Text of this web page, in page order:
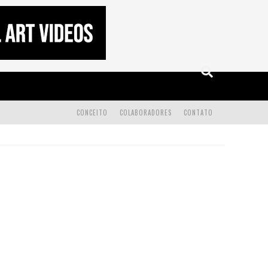
CONTATO
COLABORADORES
CONCEITO